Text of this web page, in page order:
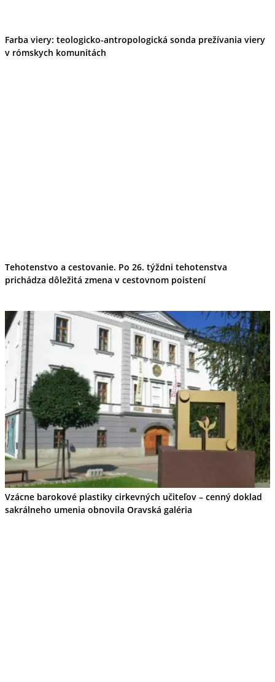
Farba viery: teologicko-antropologická sonda prežívania viery
v rómskych komunitách
Tehotenstvo a cestovanie. Po 26. týždni tehotenstva
prichádza dôležitá zmena v cestovnom poistení
Vzácne barokové plastiky cirkevných učiteľov – cenný doklad
sakrálneho umenia obnovila Oravská galéria